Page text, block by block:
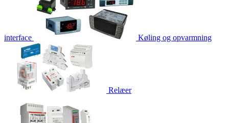
interface Køling og opvarmning
Relæer